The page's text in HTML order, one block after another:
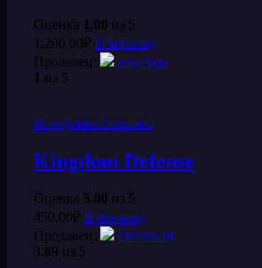
Оценка 1.00 из 5
1,200.00₽ В корзину
Продавец:
easyApp
1 из 5
Исходники Construct
Kingdom Defense
Оценка 5.00 из 5
450.00₽ В корзину
Продавец:
Deviruchi
3.89 из 5